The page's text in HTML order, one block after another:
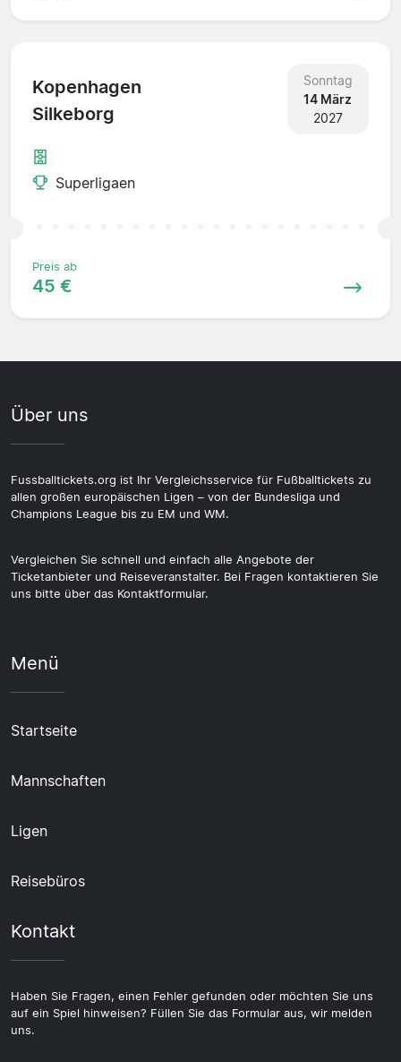
Kopenhagen
Silkeborg
Sonntag
14 März
2027
Superligaen
Preis ab
45 €
Über uns
Fussballtickets.org ist Ihr Vergleichsservice für Fußballtickets zu
allen großen europäischen Ligen – von der Bundesliga und
Champions League bis zu EM und WM.
Vergleichen Sie schnell und einfach alle Angebote der
Ticketanbieter und Reiseveranstalter. Bei Fragen kontaktieren Sie
uns bitte über das Kontaktformular.
Menü
Startseite
Mannschaften
Ligen
Reisebüros
Kontakt
Haben Sie Fragen, einen Fehler gefunden oder möchten Sie uns
auf ein Spiel hinweisen? Füllen Sie das Formular aus, wir melden
uns.